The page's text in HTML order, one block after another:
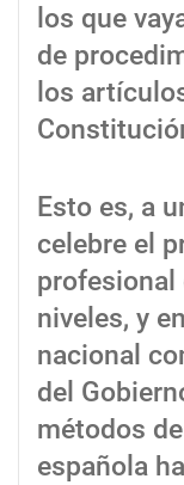
los que
de
los
Esto es, a
celebre el
profesional
niveles, y
nacional
del
métodos
española